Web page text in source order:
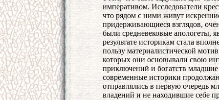
императивом. Исследователи
что рядом с ними живут
придерживающиеся взглядов,
были средневековые апологеты,
результате историкам стала
пользу материалистической
которых они основывали свою
приключений и богатств
современные историки
отправлялись в первую очередь
владений и не находившие себе